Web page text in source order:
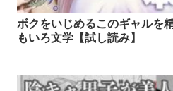
ボクをいじめるこのギャル
もいろ文学【試し読み】